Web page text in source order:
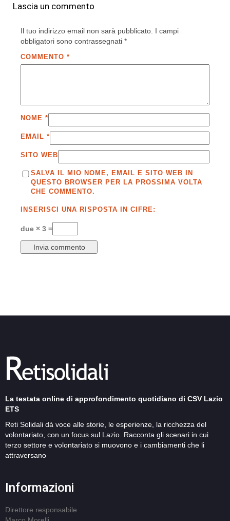
Lascia un commento
Il tuo indirizzo email non sarà pubblicato. I campi
obbligatori sono contrassegnati *
COMMENTO *
NOME *
EMAIL *
SITO WEB
SALVA IL MIO NOME, EMAIL E SITO WEB IN
QUESTO BROWSER PER LA PROSSIMA VOLTA
CHE COMMENTO.
INSERISCI UNA RISPOSTA IN CIFRE:
due × 3 =
La testata online di approfondimento quotidiano di CSV Lazio
ETS
Reti Solidali dà voce alle storie, le esperienze, la ricchezza del
volontariato, con un focus sul Lazio. Racconta gli scenari in cui
terzo settore e volontariato si muovono e i cambiamenti che li
attraversano
Informazioni
Direttore responsabile